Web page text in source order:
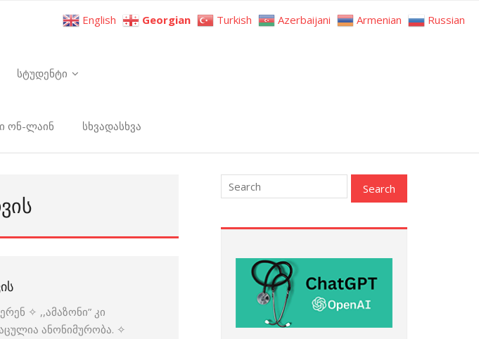
სტუდენტი
ონ-ლაინ სხვადასხვა
✧ ,,ამაზონი” კი
ანონიმურობა. ✧
English Georgian Turkish Azerbaijani Armenian Russian